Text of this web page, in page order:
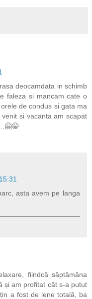
deocamdata in schimb
faleza si mancam cate o
de condus si gata ma
si vacanta am scapat
asta avem pe langa
fiindcă săptămâna
și am profitat cât s-a putut
a fost de lene totală, ba